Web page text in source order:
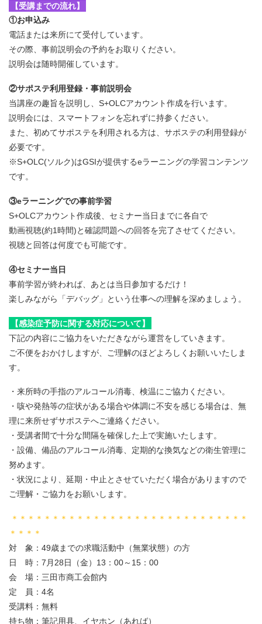
【受講までの流れ】
①お申込み
電話または来所にて受付しています。
その際、事前説明会の予約をお取りください。
説明会は随時開催しています。
②サポステ利用登録・事前説明会
当講座の趣旨を説明し、S+OLCアカウント作成を行います。
説明会には、スマートフォンを忘れずに持参ください。
また、初めてサポステを利用される方は、サポステの利用登録が
必要です。
※S+OLC(ソルク)はGSIが提供するeラーニングの学習コンテンツ
です。
③eラーニングでの事前学習
S+OLCアカウント作成後、セミナー当日までに各自で
動画視聴(約1時間)と確認問題への回答を完了させてください。
視聴と回答は何度でも可能です。
④セミナー当日
事前学習が終われば、あとは当日参加するだけ！
楽しみながら「デバッグ」という仕事への理解を深めましょう。
【感染症予防に関する対応について】
下記の内容にご協力をいただきながら運営をしていきます。
ご不便をおかけしますが、ご理解のほどよろしくお願いいたしま
す。
・来所時の手指のアルコール消毒、検温にご協力ください。
・咳や発熱等の症状がある場合や体調に不安を感じる場合は、無
理に来所せずサポステへご連絡ください。
・受講者間で十分な間隔を確保した上で実施いたします。
・設備、備品のアルコール消毒、定期的な換気などの衛生管理に
努めます。
・状況により、延期・中止とさせていただく場合がありますので
ご理解・ご協力をお願いします。
＊＊＊＊＊＊＊＊＊＊＊＊＊＊＊＊＊＊＊＊＊＊＊＊＊＊＊＊＊
＊＊＊＊
対 象：49歳までの求職活動中（無業状態）の方
日 時：7月28日（金）13：00～15：00
会 場：三田市商工会館内
定 員：4名
受講料：無料
持ち物：筆記用具、イヤホン（あれば）